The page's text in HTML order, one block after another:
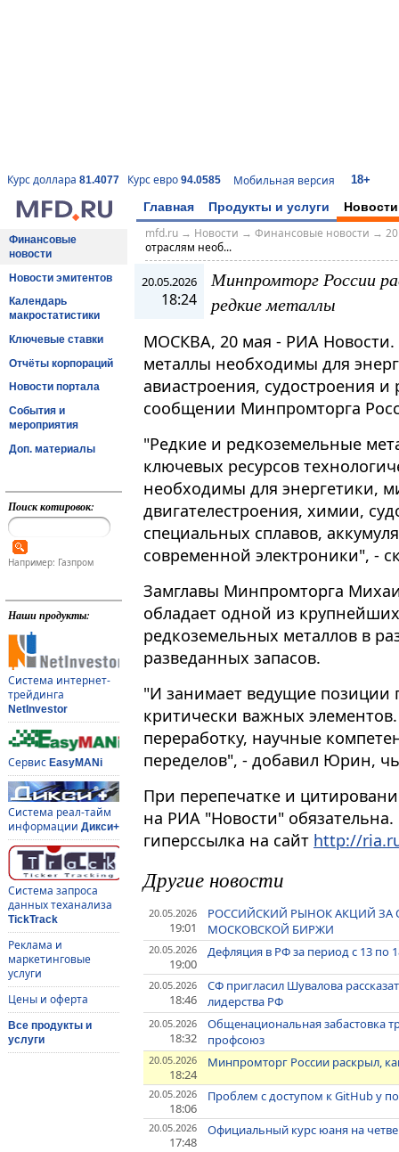
Курс доллара 81.4077 Курс евро 94.0585 Мобильная версия 18+
Главная Продукты и услуги Новости
Финансовые
новости
Новости эмитентов
Календарь
макростатистики
Ключевые ставки
Отчёты корпораций
Новости портала
События и
мероприятия
Доп. материалы
Поиск котировок:
Например: Газпром
Наши продукты:
Система интернет-
трейдинга
NetInvestor
Сервис EasyMANi
Система реал-тайм
информации Дикси+
Система запроса
данных теханализа
TickTrack
Реклама и
маркетинговые
услуги
Цены и оферта
Все продукты и
услуги
mfd.ru→ Новости → Финансовые новости →
отраслям необ...
20.05.2026
18:24
Минпромторг России
редкие металлы
МОСКВА, 20 мая - РИА
металлы необходимы для
авиастроения, судостроения и
сообщении Минпромторга
"Редкие и редкоземельные
ключевых ресурсов
необходимы для энергетики,
двигателестроения, химии,
специальных сплавов,
современной электроники", -
Замглавы Минпромторга
обладает одной из
редкоземельных металлов в
разведанных запасов.
"И занимает ведущие позиции
критически важных
переработку, научные
переделов", - добавил Юрин,
При перепечатке и
на РИА "Новости"
гиперссылка на сайт http://
Другие новости
20.05.2026
19:01
РОССИЙСКИЙ РЫНОК АКЦИЙ ЗА
МОСКОВСКОЙ БИРЖИ
20.05.2026
19:00
Дефляция в РФ за период с 13 по
20.05.2026
18:46
СФ пригласил Шувалова
лидерства РФ
20.05.2026
18:32
Общенациональная забастовка
профсоюз
20.05.2026
18:24
Минпромторг России раскрыл,
20.05.2026
18:06
Проблем с доступом к GitHub у
20.05.2026
17:48
Официальный курс юаня на